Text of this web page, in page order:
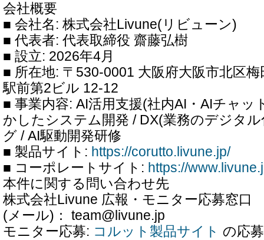
会社概要
■ 会社名: 株式会社Livune(リビューン)
■ 代表者: 代表取締役 齋藤弘樹
■ 設立: 2026年4月
■ 所在地: 〒530-0001 大阪府大阪市北区
駅前第2ビル 12-12
■ 事業内容: AI活用支援(社内AI・AIチャッ
かしたシステム開発 / DX(業務のデジタ
グ / AI駆動開発研修
■ 製品サイト: https://corutto.livune.jp/
■ コーポレートサイト: https://
本件に関する問い合わせ先
株式会社Livune 広報・モニター応募窓口
(メール)： team@livune.jp
モニター応募: コルット製品サイト の応